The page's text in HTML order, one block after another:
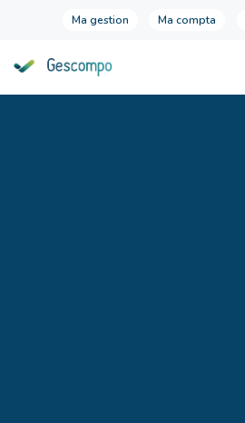
Ma gestion Ma compta